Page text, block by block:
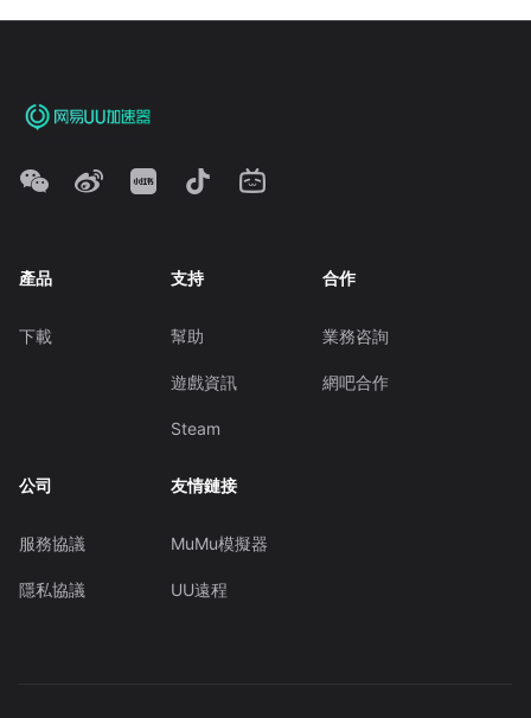
產品
下載
支持
幫助
遊戲資訊
Steam
合作
業務咨詢
網吧合作
公司
服務協議
隱私協議
友情鏈接
MuMu模擬器
UU遠程